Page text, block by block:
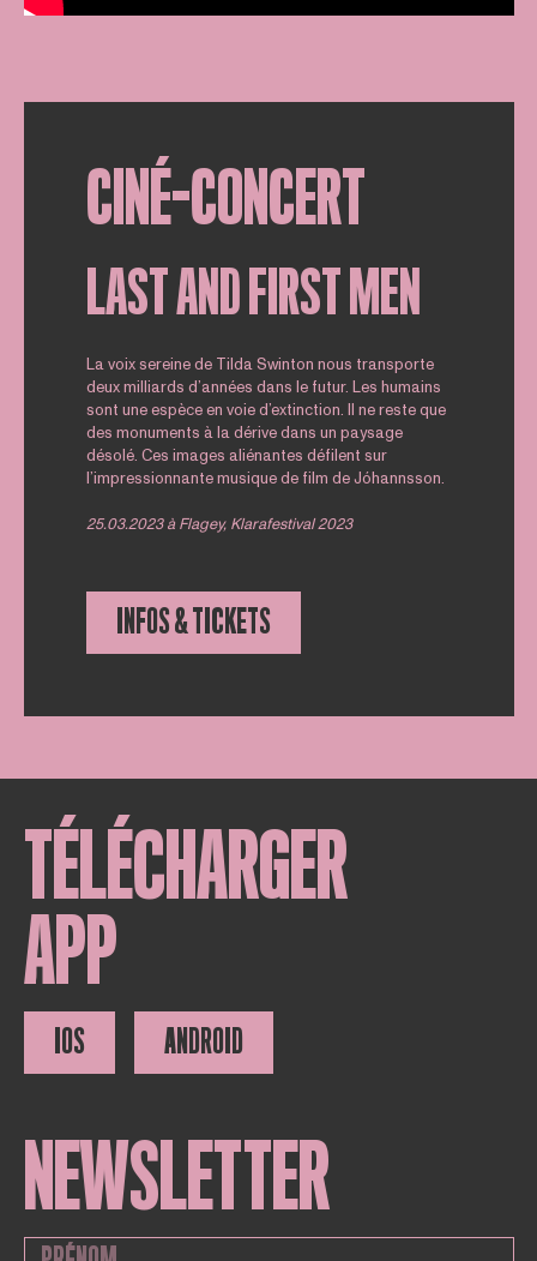
CINÉ-CONCERT
LAST AND FIRST MEN
La voix sereine de Tilda Swinton nous transporte
deux milliards d’années dans le futur. Les humains
sont une espèce en voie d’extinction. Il ne reste que
des monuments à la dérive dans un paysage
désolé. Ces images aliénantes défilent sur
l’impressionnante musique de film de Jóhannsson.
25.03.2023 à Flagey, Klarafestival 2023
INFOS & TICKETS
TÉLÉCHARGER
APP
IOS ANDROID
NEWSLETTER